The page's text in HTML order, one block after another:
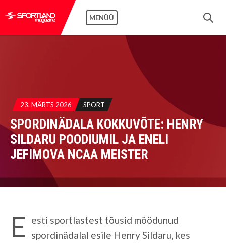
MENÜÜ
23. MÄRTS 2026 SPORT
SPORDINÄDALA KOKKUVÕTE: HENRY
SILDARU POODIUMIL JA ENELI
JEFIMOVA NCAA MEISTER
E esti sportlastest tõusid möödunud
spordinädalal esile Henry Sildaru, kes